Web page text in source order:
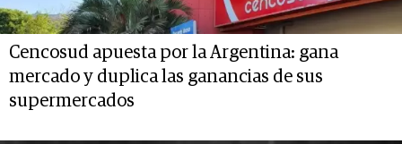
Cencosud apuesta por la Argentina: gana
mercado y duplica las ganancias de sus
supermercados